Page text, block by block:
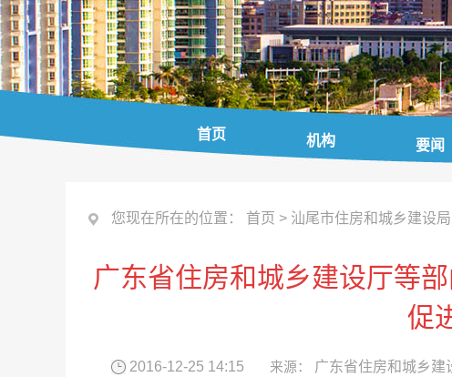
首页 机构 要闻
您现在所在的位置： 首页 > 汕尾市住房和城乡建设局
广东省住房和城乡建设厅等
促
2016-12-25 14:15 来源： 广东省住房和城乡建